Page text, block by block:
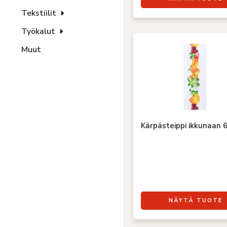
Tekstiilit
Työkalut
Muut
Kärpästeippi ikkunaan
NÄYTÄ TUOTE